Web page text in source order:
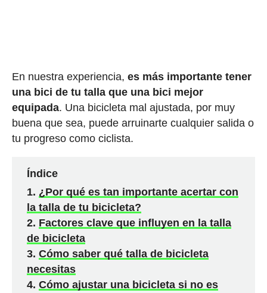
En nuestra experiencia, es más importante tener
una bici de tu talla que una bici mejor
equipada. Una bicicleta mal ajustada, por muy
buena que sea, puede arruinarte cualquier salida o
tu progreso como ciclista.
Índice
¿Por qué es tan importante acertar con
la talla de tu bicicleta?
Factores clave que influyen en la talla
de bicicleta
Cómo saber qué talla de bicicleta
necesitas
Cómo ajustar una bicicleta si no es